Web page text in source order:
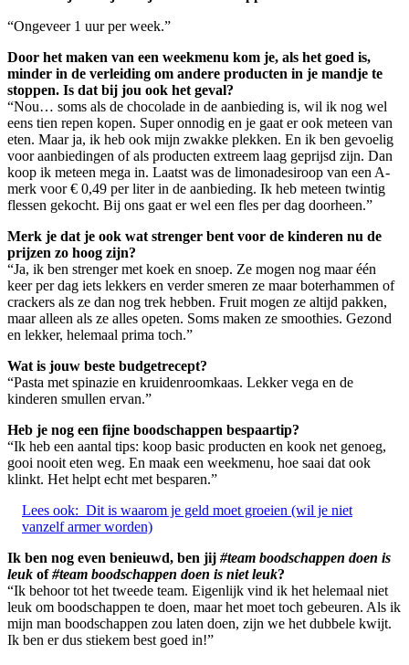
“Ongeveer 1 uur per week.”
Door het maken van een weekmenu kom je, als het goed is,
minder in de verleiding om andere producten in je mandje te
stoppen. Is dat bij jou ook het geval?
“Nou… soms als de chocolade in de aanbieding is, wil ik nog wel
eens tien repen kopen. Super onnodig en je gaat er ook meteen van
eten. Maar ja, ik heb ook mijn zwakke plekken. En ik ben gevoelig
voor aanbiedingen of als producten extreem laag geprijsd zijn. Dan
koop ik meteen mega in. Laatst was de limonadesiroop van een A-
merk voor € 0,49 per liter in de aanbieding. Ik heb meteen twintig
flessen gekocht. Bij ons gaat er wel een fles per dag doorheen.”
Merk je dat je ook wat strenger bent voor de kinderen nu de
prijzen zo hoog zijn?
“Ja, ik ben strenger met koek en snoep. Ze mogen nog maar één
keer per dag iets lekkers en verder smeren ze maar boterhammen of
crackers als ze dan nog trek hebben. Fruit mogen ze altijd pakken,
maar alleen als ze alles opeten. Soms maken ze smoothies. Gezond
en lekker, helemaal prima toch.”
Wat is jouw beste budgetrecept?
“Pasta met spinazie en kruidenroomkaas. Lekker vega en de
kinderen smullen ervan.”
Heb je nog een fijne boodschappen bespaartip?
“Ik heb een aantal tips: koop basic producten en kook net genoeg,
gooi nooit eten weg. En maak een weekmenu, hoe saai dat ook
klinkt. Het helpt echt met besparen.”
Lees ook: Dit is waarom je geld moet groeien (wil je niet
vanzelf armer worden)
Ik ben nog even benieuwd, ben jij #team boodschappen doen is
leuk of#team boodschappen doen is niet leuk?
“Ik behoor tot het tweede team. Eigenlijk vind ik het helemaal niet
leuk om boodschappen te doen, maar het moet toch gebeuren. Als ik
mijn man boodschappen zou laten doen, zijn we het dubbele kwijt.
Ik ben er dus stiekem best goed in!”